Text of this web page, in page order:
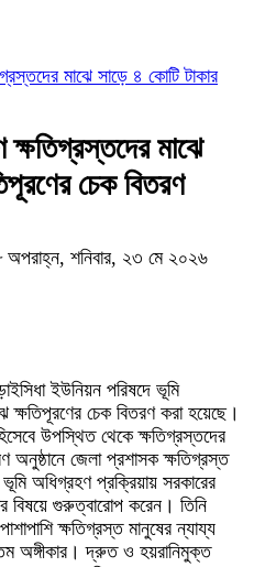
মাঝে সাড়ে ৪ কোটি টাকার
মাঝে
চেক বিতরণ
শনিবার, ২৩ মে ২০২৬
ইউনিয়ন পরিষদে ভূমি
ক্ষতিপূরণের চেক বিতরণ করা হয়েছে।
উপস্থিত থেকে ক্ষতিগ্রস্তদের
জেলা প্রশাসক ক্ষতিগ্রস্ত
অধিগ্রহণ প্রক্রিয়ায় সরকারের
বিষয়ে গুরুত্বারোপ করেন। তিনি
ক্ষতিগ্রস্ত মানুষের ন্যায্য
অঙ্গীকার। দ্রুত ও হয়রানিমুক্ত